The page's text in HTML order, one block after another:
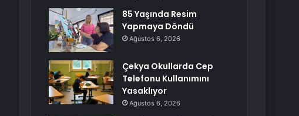
85 Yaşında Resim
Yapmaya Döndü
Ağustos 6, 2026
Çekya Okullarda Cep
Telefonu Kullanımını
Yasaklıyor
Ağustos 6, 2026